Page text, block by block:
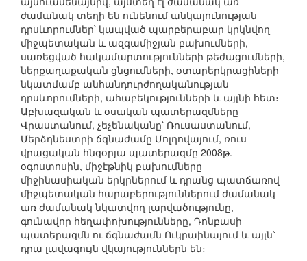
ժամանակ տեղի են ունենում անկայունության
դրսևորումներ՝ կապված պարբերաբար կրկնվող
միջպետական և ազգամիջյան բախումների,
սառեցված հակամարտությունների թեժացումների,
ներքաղաքական ցնցումների, օտարերկրացիների
նկատմամբ անհանդուրժողականության
դրսևորումների, ահաբեկությունների և այլնի հետ։
Աբխազական և օսական պատերազմները
Վրաստանում, չեչենականը՝ Ռուսաստանում,
Մերձդնեստրի ճգնաժամը Մոլդովայում, ռուս-
վրացական հնգօրյա պատերազմը 2008թ.
օգոստոսին, միջէթնիկ բախումները
միջինասիական երկրներում և դրանց պատճառով
միջպետական հարաբերություններում ժամանակ
առ ժամանակ նկատվող լարվածությունը,
գունավոր հեղափոխությունները, Դոնբասի
պատերազմն ու ճգնաժամն Ուկրաինայում և այլն՝
դրա լավագույն վկայություններն են։